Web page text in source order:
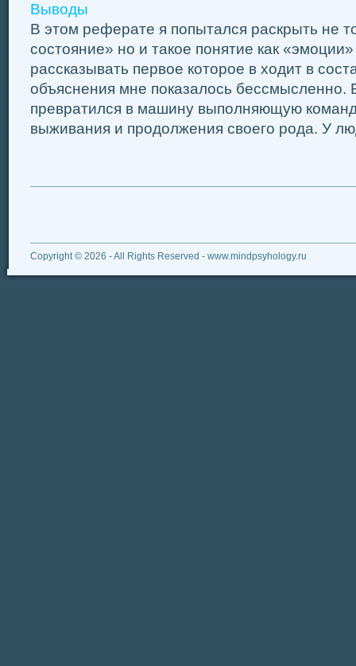
Выводы
В этом реферате я попытался раскрыть не
состояние» но и такое понятие как
рассказывать первое которое в ходит в
объяснения мне показалось бессмысленно.
превратился в машину выполняющую
выживания и продолжения своего рода. У
Copyright © 2026 - All Rights Reserved - www.mindpsyhology.ru